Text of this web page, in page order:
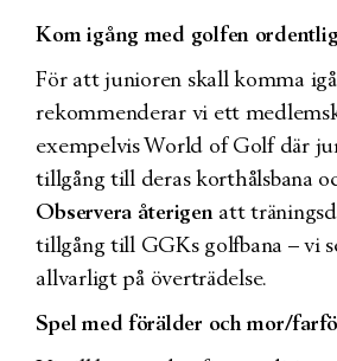
Kom igång med golfen
För att junioren skall komma
rekommenderar vi ett
exempelvis World of Golf där
tillgång till deras korthålsbana
Observera återigenatt
tillgång till GGKs golfbana – vi
allvarligt på överträdelse.
Spel med förälder och mor/